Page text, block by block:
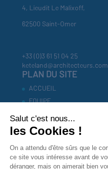
4, Lieudit Le Malixoff,
62500 Saint-Omer
+33 (0)3 61 51 04 25
keteland@architecteurs.com
PLAN DU SITE
ACCUEIL
EQUIPE
RÉFÉRENCES
INVESTISSEURS
CONTACT
MENTIONS LEGALES